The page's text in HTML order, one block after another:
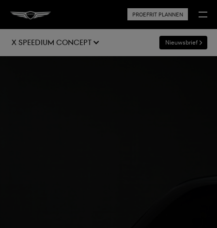
PROEFRIT PLANNEN
X Speedium Concept Nieuwsbrief